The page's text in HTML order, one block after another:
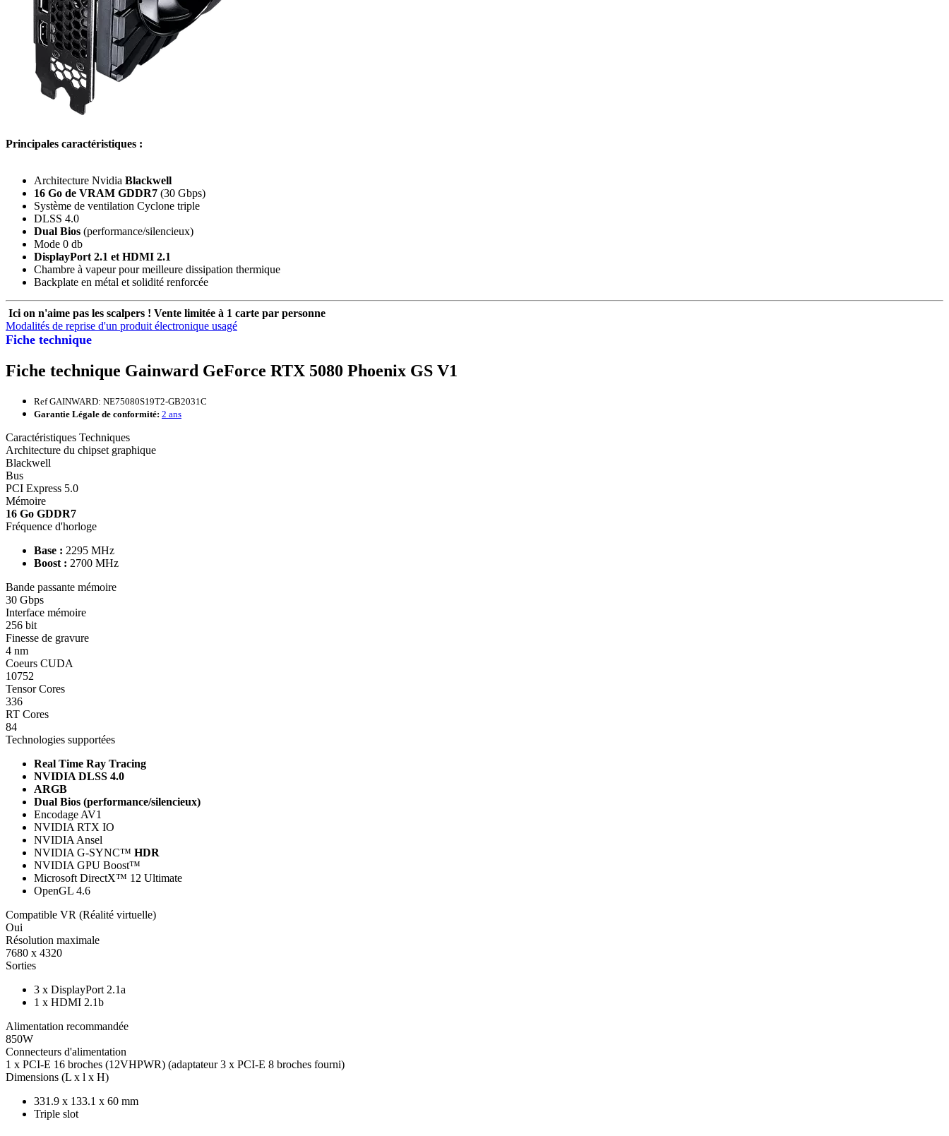
Fiche technique
Principales caractéristiques :
Architecture Nvidia Blackwell
16 Go de VRAM GDDR7 (30 Gbps)
Système de ventilation Cyclone triple
DLSS 4.0
Dual Bios (performance/silencieux)
Mode 0 db
DisplayPort 2.1 et HDMI 2.1
Chambre à vapeur pour meilleure dissipation thermique
Backplate en métal et solidité renforcée
Ici on n'aime pas les scalpers ! Vente limitée à 1 carte par personne
Modalités de reprise d'un produit électronique usagé
Fiche technique Gainward GeForce RTX 5080 Phoenix GS V1
Ref GAINWARD: NE75080S19T2-GB2031C
Garantie Légale de conformité: 2 ans
Caractéristiques Techniques
Architecture du chipset graphique
Blackwell
Bus
PCI Express 5.0
Mémoire
16 Go GDDR7
Fréquence d'horloge
Base : 2295 MHz
Boost : 2700 MHz
Bande passante mémoire
30 Gbps
Interface mémoire
256 bit
Finesse de gravure
4 nm
Coeurs CUDA
10752
Tensor Cores
336
RT Cores
84
Technologies supportées
Real Time Ray Tracing
NVIDIA DLSS 4.0
ARGB
Dual Bios (performance/silencieux)
Encodage AV1
NVIDIA RTX IO
NVIDIA Ansel
NVIDIA G-SYNC™ HDR
NVIDIA GPU Boost™
Microsoft DirectX™ 12 Ultimate
OpenGL 4.6
Compatible VR (Réalité virtuelle)
Oui
Résolution maximale
7680 x 4320
Sorties
3 x DisplayPort 2.1a
1 x HDMI 2.1b
Alimentation recommandée
850W
Connecteurs d'alimentation
1 x PCI-E 16 broches (12VHPWR) (adaptateur 3 x PCI-E 8 broches fourni)
Dimensions (L x l x H)
331.9 x 133.1 x 60 mm
Triple slot